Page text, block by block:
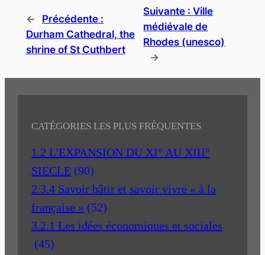
←
Précédente :
Durham Cathedral, the
shrine of St Cuthbert
Suivante :Ville
médiévale de
Rhodes (unesco)
→
CATÉGORIES LES PLUS FRÉQUENTES
1.2 L'EXPANSION DU XI° AU XIII°
SIECLE (90)
2.3.4 Savoir bâtir et savoir vivre « à la
française » (52)
3.2.1 Les idées économiques et sociales
(45)